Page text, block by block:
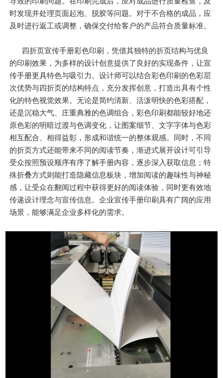
时发现并处理页面起泡、脱胶等问题。对于不合格的成品，应
及时进行返工或调整，确保交付给客户的产品符合质量标准。
四折页宣传手册彩色印刷，凭借其独特的折页结构与优良
的印刷效果，为多样的设计创意提供了良好的实现条件，让宣
传手册更具特色与吸引力。设计师可以结合彩色印刷的色彩层
次优势与四折页的结构特点，充分发挥创意，打造出具有个性
化的特色视觉效果。无论是简约清新、活泼明快的色彩搭配，
还是沉稳大气、庄重典雅的色调组合，彩色印刷都能较好地还
原色彩的明暗过渡与色调变化，让图案细节、文字字体与色彩
相互配合、相得益彰，形成和谐统一的整体观感。同时，不同
的折页方式还能带来不同的阅读节奏，渐进式展开设计可引导
受众按照预设顺序有序了解手册内容，逐步深入获取信息；特
殊折叠方式则能打造隐藏信息板块，增加阅读的趣味性与神秘
感，让受众在翻阅过程中获得更好的阅读体验，同时更有效地
传递设计理念与宣传信息。企业宣传手册印刷具有广阔的应用
场景，能够满足企业多样化的需求。